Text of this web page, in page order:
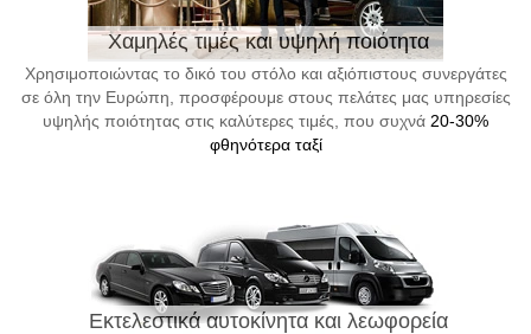
Χαμηλές τιμές και υψηλή ποιότητα
Χρησιμοποιώντας το δικό του στόλο και αξιόπιστους συνεργάτες
σε όλη την Ευρώπη, προσφέρουμε στους πελάτες μας υπηρεσίες
υψηλής ποιότητας στις καλύτερες τιμές, που συχνά 20-30%
φθηνότερα ταξί
Εκτελεστικά αυτοκίνητα και λεωφορεία